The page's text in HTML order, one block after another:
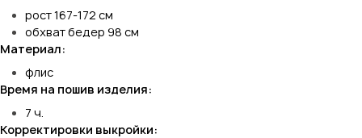
рост 167-172 см
обхват бедер 98 см
Материал:
флис
Время на пошив изделия:
7 ч.
Корректировки выкройки: